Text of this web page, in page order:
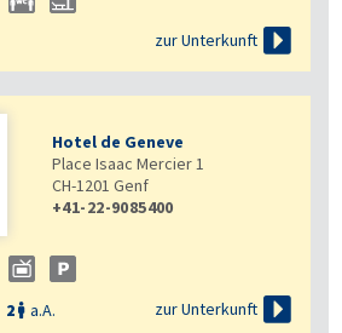
zur Unterkunft 
Hotel de Geneve
Place Isaac Mercier 1
CH-1201 Genf
+41-22-9085400
2  a.A. zur Unterkunft 